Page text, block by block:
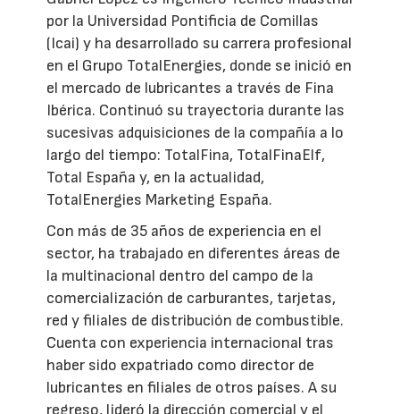
por la Universidad Pontificia de Comillas
(Icai) y ha desarrollado su carrera profesional
en el Grupo TotalEnergies, donde se inició en
el mercado de lubricantes a través de Fina
Ibérica. Continuó su trayectoria durante las
sucesivas adquisiciones de la compañía a lo
largo del tiempo: TotalFina, TotalFinaElf,
Total España y, en la actualidad,
TotalEnergies Marketing España.
Con más de 35 años de experiencia en el
sector, ha trabajado en diferentes áreas de
la multinacional dentro del campo de la
comercialización de carburantes, tarjetas,
red y filiales de distribución de combustible.
Cuenta con experiencia internacional tras
haber sido expatriado como director de
lubricantes en filiales de otros países. A su
regreso, lideró la dirección comercial y el